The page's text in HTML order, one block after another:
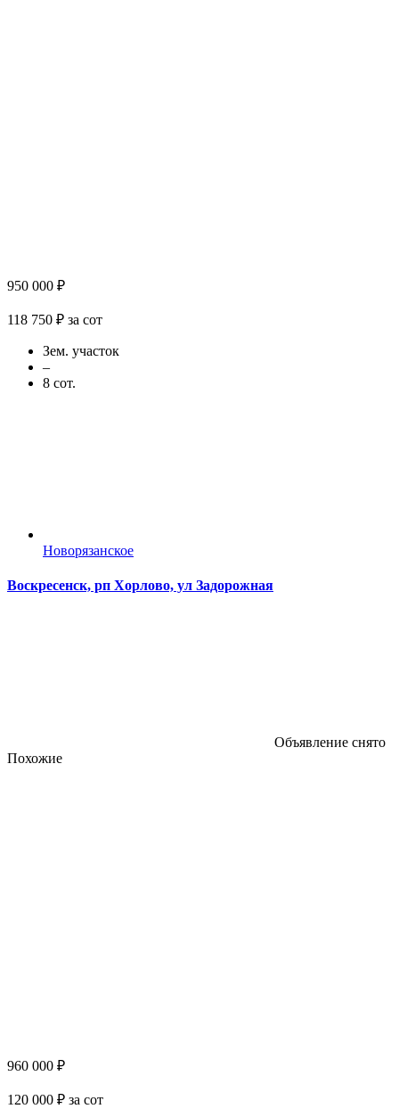
950 000 ₽
118 750 ₽ за сот
Зем. участок
–
8 сот.
Новорязанское
Воскресенск, рп Хорлово, ул Задорожная
Объявление снято
Похожие
960 000 ₽
120 000 ₽ за сот